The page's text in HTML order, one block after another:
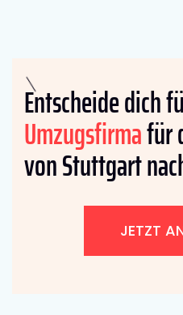
Entscheide dich
Umzugsfirmafür
von Stuttgart
JETZT